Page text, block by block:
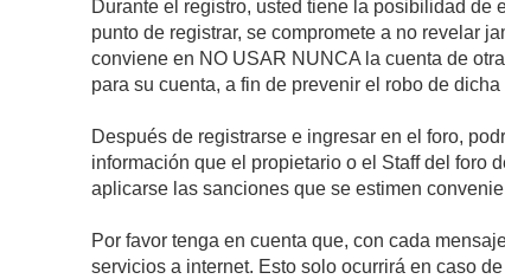
Durante el registro, usted tiene la posibilidad de
punto de registrar, se compromete a no revelar
conviene en NO USAR NUNCA la cuenta de
para su cuenta, a fin de prevenir el robo de dicha
Después de registrarse e ingresar en el foro,
información que el propietario o el Staff del foro
aplicarse las sanciones que se estimen
Por favor tenga en cuenta que, con cada
servicios a internet. Esto solo ocurrirá en caso